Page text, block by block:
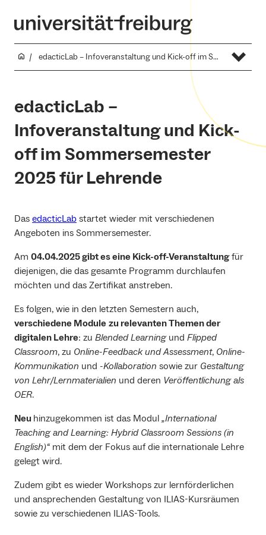
edacticLab – Infoveranstaltung und Kick-off im Sommersemester 2025 für Lehrende
edacticLab –
Infoveranstaltung und Kick-
off im Sommersemester
2025 für Lehrende
Das edacticLab startet wieder mit verschiedenen
Angeboten ins Sommersemester.
Am 04.04.2025 gibt es eine Kick-off-Veranstaltungfür
diejenigen, die das gesamte Programm durchlaufen
möchten und das Zertifikat anstreben.
Es folgen, wie in den letzten Semestern auch,
verschiedene Module zu relevanten Themen der
digitalen Lehre: zu Blended Learningund Flipped
Classroom, zu Online-Feedback und Assessment, Online-
Kommunikation und -Kollaboration sowie zur Gestaltung
von Lehr/Lernmaterialien und deren Veröffentlichung als
OER.
Neu hinzugekommen ist das Modul „International
Teaching and Learning: Hybrid Classroom Sessions (in
English)“mit dem der Fokus auf die internationale Lehre
gelegt wird.
Zudem gibt es wieder Workshops zur lernförderlichen
und ansprechenden Gestaltung von ILIAS-Kursräumen
sowie zu verschiedenen ILIAS-Tools.